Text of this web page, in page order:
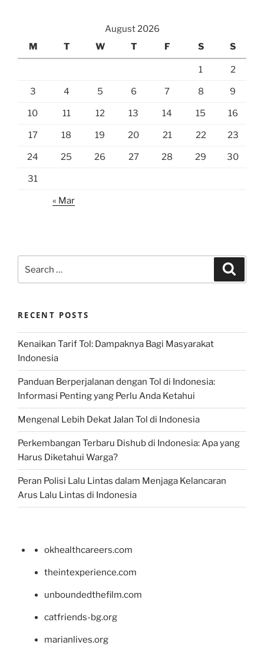
August 2026
M
T W T F S S
1 2
3 4 5 6 7 8 9
10 11 12 13 14 15 16
17 18 19 20 21 22 23
24 25 26 27 28 29 30
31
« Mar
for:
RECENT POSTS
Kenaikan Tarif Tol: Dampaknya Bagi Masyarakat
Indonesia
Panduan Berperjalanan dengan Tol di Indonesia:
Informasi Penting yang Perlu Anda Ketahui
Mengenal Lebih Dekat Jalan Tol di Indonesia
Perkembangan Terbaru Dishub di Indonesia: Apa yang
Harus Diketahui Warga?
Peran Polisi Lalu Lintas dalam Menjaga Kelancaran
Arus Lalu Lintas di Indonesia
okhealthcareers.com
theintexperience.com
unboundedthefilm.com
catfriends-bg.org
marianlives.org